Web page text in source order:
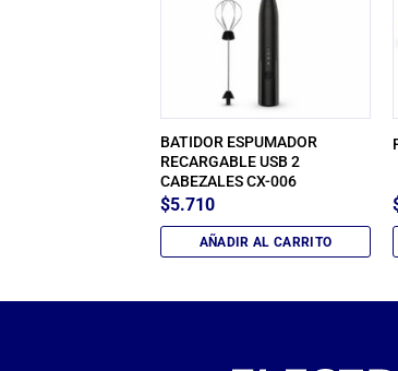
BATIDOR ESPUMADOR
RECARGABLE USB 2
CABEZALES CX-006
$5.710
AÑADIR AL CARRITO